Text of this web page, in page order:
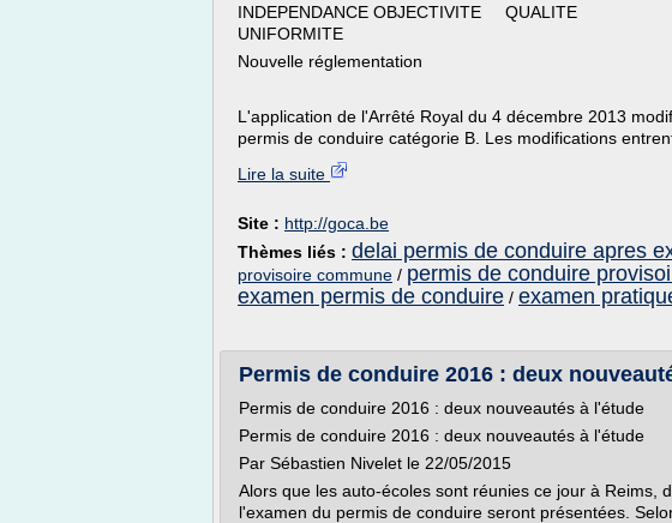
INDEPENDANCE OBJECTIVITE
UNIFORMITE
Nouvelle réglementation
L'application de l'Arrêté Royal du 4 décembre 2013
permis de conduire catégorie B. Les modifications
Lire la suite
Site : http://goca.be
Thèmes liés : delai permis de conduire apres
provisoire commune / permis de conduire
examen permis de conduire / examen
Permis de conduire 2016 : deux
Permis de conduire 2016 : deux nouveautés à l'étude
Permis de conduire 2016 : deux nouveautés à l'étude
Par Sébastien Nivelet le 22/05/2015
Alors que les auto-écoles sont réunies ce jour à Reims,
l'examen du permis de conduire seront présentées.